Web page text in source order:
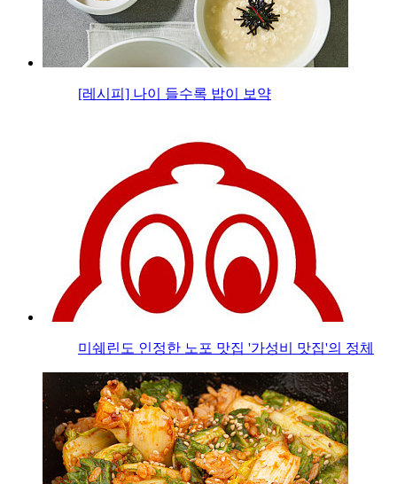
[레시피] 나이 들수록 밥이 보약
미쉐린도 인정한 노포 맛집 '가성비 맛집'의 정체